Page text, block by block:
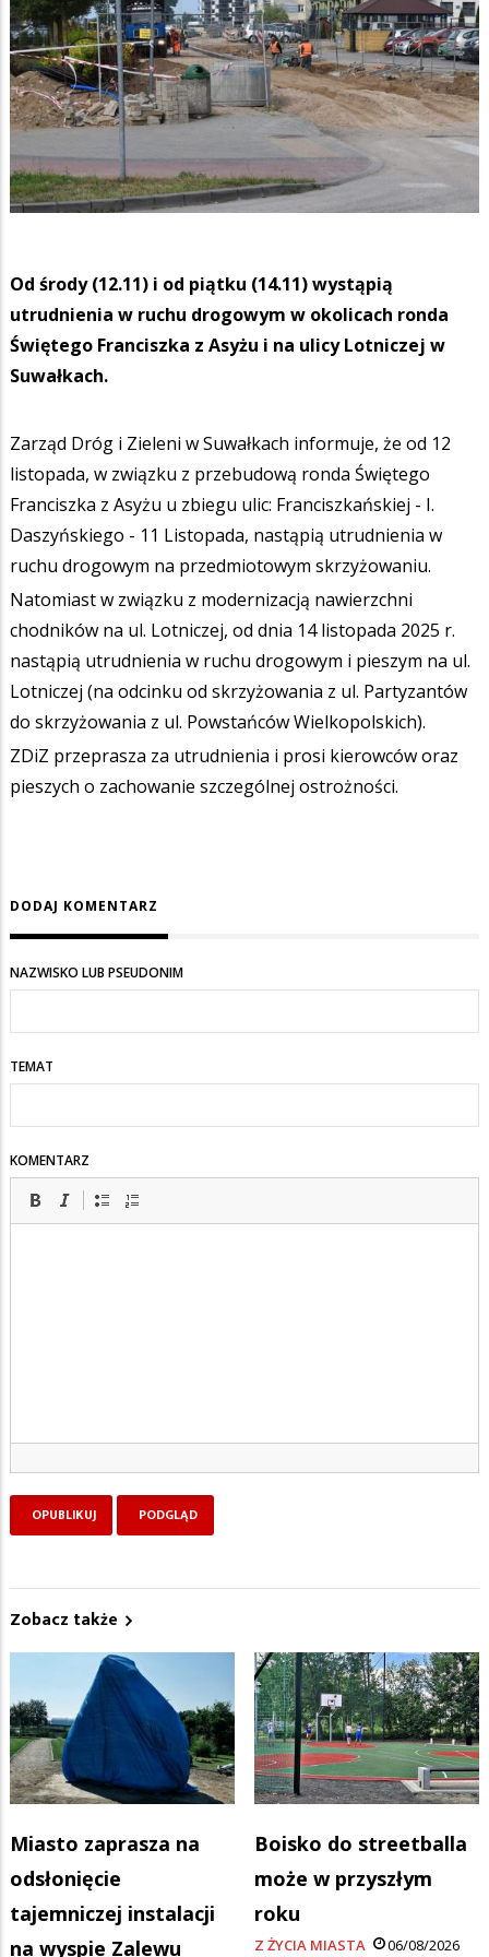
Od środy (12.11) i od piątku (14.11) wystąpią
utrudnienia w ruchu drogowym w okolicach ronda
Świętego Franciszka z Asyżu i na ulicy Lotniczej w
Suwałkach.
Zarząd Dróg i Zieleni w Suwałkach informuje, że od 12
listopada, w związku z przebudową ronda Świętego
Franciszka z Asyżu u zbiegu ulic: Franciszkańskiej - I.
Daszyńskiego - 11 Listopada, nastąpią utrudnienia w
ruchu drogowym na przedmiotowym skrzyżowaniu.
Natomiast w związku z modernizacją nawierzchni
chodników na ul. Lotniczej, od dnia 14 listopada 2025 r.
nastąpią utrudnienia w ruchu drogowym i pieszym na ul.
Lotniczej (na odcinku od skrzyżowania z ul. Partyzantów
do skrzyżowania z ul. Powstańców Wielkopolskich).
ZDiZ przeprasza za utrudnienia i prosi kierowców oraz
pieszych o zachowanie szczególnej ostrożności.
DODAJ KOMENTARZ
NAZWISKO LUB PSEUDONIM
TEMAT
KOMENTARZ
Zobacz także
Miasto zaprasza na
odsłonięcie
tajemniczej instalacji
na wyspie Zalewu
Boisko do streetballa
może w przyszłym
roku
Z ŻYCIA MIASTA 06/08/2026